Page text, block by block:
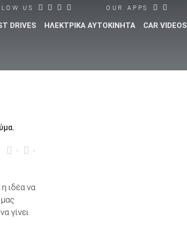
US OUR APPS
DRIVES ΗΛΕΚΤΡΙΚΑ ΑΥΤΟΚΙΝΗΤΑ CAR VIDEOS
- -
ιδέα να
γίνει